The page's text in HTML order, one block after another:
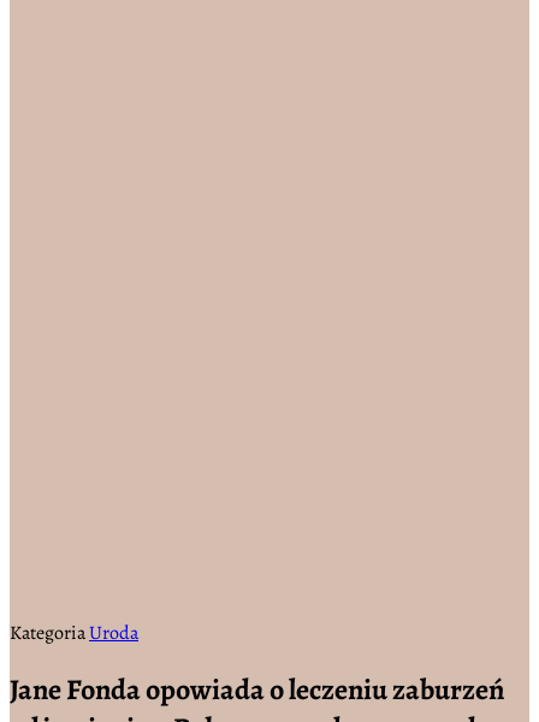
KategoriaUroda
Jane Fonda opowiada o leczeniu zaburzeń